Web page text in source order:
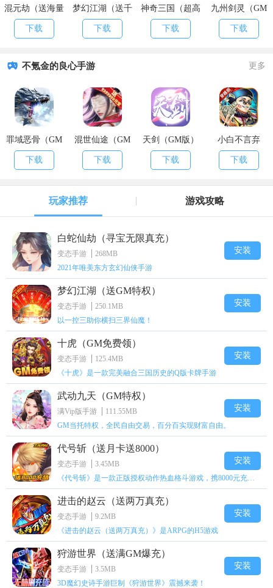
混元劫（送海量
充值）
下载
梦幻江湖（送千
万元宝）
下载
神奇三国（超高
爆率）
下载
九州剑灵（GM
版）
下载
不氪金的良心手游 更多
罪域恶骨（GM
版）
下载
混世仙途（GM
版）
下载
天剑（GM版）
下载
小白不言弃
（GM版）
下载
玩家推荐 游戏攻略
白蛇仙劫（寻宝无限真充）
变态手游
268MB
2021年唯美东方玄幻仙侠手游
安装
梦幻江湖（送GM特权）
变态手游
250.1MB
以一控三助你横扫三界仙魔！
安装
十虎（GM免费领）
变态手游
125.4MB
《十虎》是一款完美融合三国历史的Q版卡牌手游
安装
武动九天（GM特权）
满Vip版手游
111.55MB
GM当托特权，全民自由交易，百分百实现财富自由。
安装
代号斩（送月卡送8000）
变态手游
3.45MB
《代号斩》是一款正版授权动作热血格斗游戏，携8000元充值壕礼福利来袭！
安装
进击的赵云（送两万真充）
变态手游
9.2MB
《进击的赵云（送两万真充）》是ARPG的H5游戏
安装
狩游世界（送满GM爆充）
变态手游
3.5MB
3D魔幻史诗手游巨制《狩游世界》震撼来袭！
安装